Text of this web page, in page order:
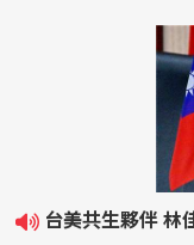
台美共生夥伴 林